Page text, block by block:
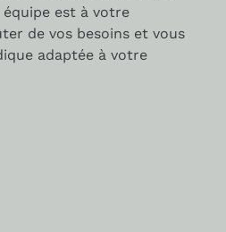
équipe est à votre
de vos besoins et vous
adaptée à votre